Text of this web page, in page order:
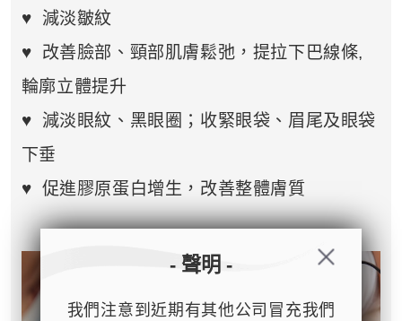
♥ 減淡皺紋
♥ 改善臉部、頸部肌膚鬆弛，提拉下巴線條,
輪廓立體提升
♥ 減淡眼紋、黑眼圈；收緊眼袋、眉尾及眼袋
下垂
♥ 促進膠原蛋白增生，改善整體膚質
- 聲明 -
我們注意到近期有其他公司冒充我們